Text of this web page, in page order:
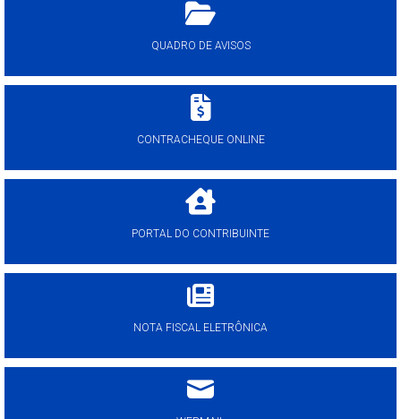
QUADRO DE AVISOS
CONTRACHEQUE ONLINE
PORTAL DO CONTRIBUINTE
NOTA FISCAL ELETRÔNICA